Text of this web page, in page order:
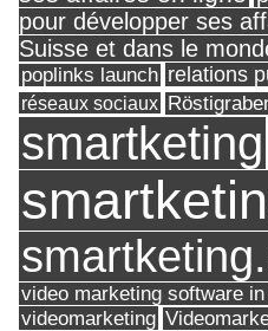
pour développer ses
Suisse et dans le
poplinks launch relations
réseaux sociaux
smartketing
video marketing software
videomarketing